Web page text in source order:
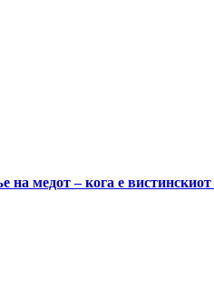
на медот – кога е